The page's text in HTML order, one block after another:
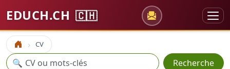
EDUCH.CH 🇨🇭
Accueil CV
Recherche
🔍 Recherche